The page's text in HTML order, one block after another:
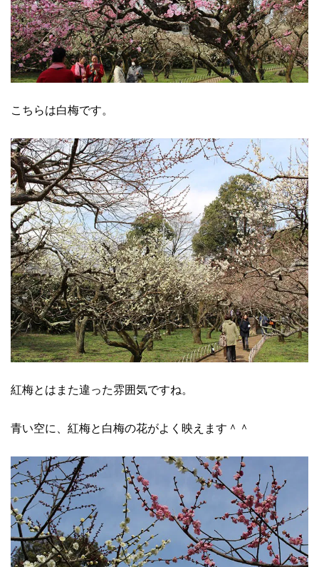
こちらは白梅です。
紅梅とはまた違った雰囲気ですね。
青い空に、紅梅と白梅の花がよく映えます＾＾